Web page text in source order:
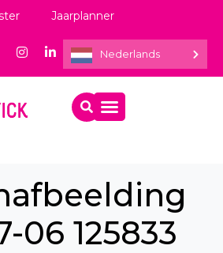
Jaarplanner
Nederlands
06 125833